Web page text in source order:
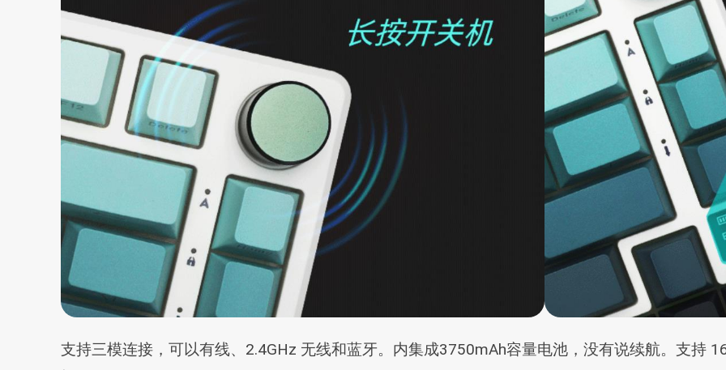
支持三模连接，可以有线、2.4GHz 无线和蓝牙。内集成3750mAh容量电池，没有说续航。支持